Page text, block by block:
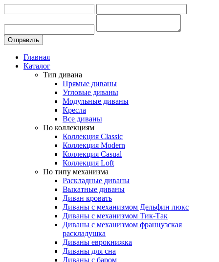
Главная
Каталог
Тип дивана
Прямые диваны
Угловые диваны
Модульные диваны
Кресла
Все диваны
По коллекциям
Коллекция Classic
Коллекция Modern
Коллекция Casual
Коллекция Loft
По типу механизма
Раскладные диваны
Выкатные диваны
Диван кровать
Диваны с механизмом Дельфин люкс
Диваны с механизмом Тик-Так
Диваны с механизмом французская
раскладушка
Диваны еврокнижка
Диваны для сна
Диваны с баром